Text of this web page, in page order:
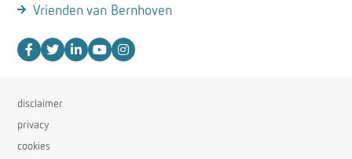
Vrienden van Bernhoven
disclaimer
privacy
cookies